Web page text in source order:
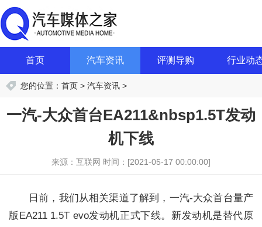
首页 汽车资讯 评测导购 行业动
您的位置： 首页 > 汽车资讯 >
一汽-大众首台EA211&nbsp1.5T发动
机下线
来源：互联网 时间：[2021-05-17 00:00:00]
日前，我们从相关渠道了解到，一汽-大众首台量产
版EA211 1.5T evo发动机正式下线。新发动机是替代原